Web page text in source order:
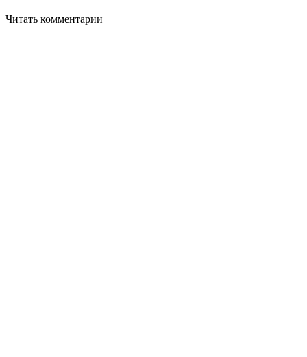
Читать комментарии